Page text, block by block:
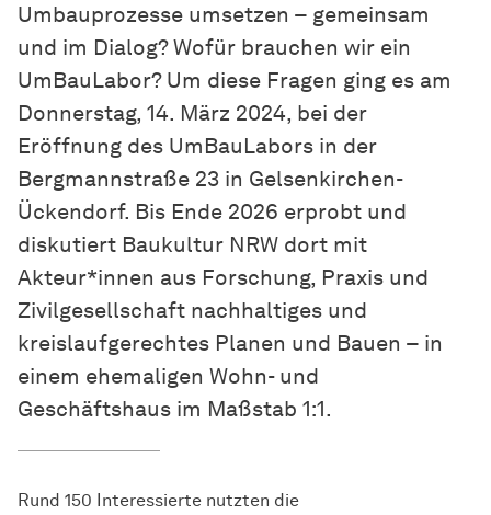
Umbauprozesse umsetzen – gemeinsam
und im Dialog? Wofür brauchen wir ein
UmBauLabor? Um diese Fragen ging es am
Donnerstag, 14. März 2024, bei der
Eröffnung des UmBauLabors in der
Bergmannstraße 23 in Gelsenkirchen-
Ückendorf. Bis Ende 2026 erprobt und
diskutiert Baukultur NRW dort mit
Akteur*innen aus Forschung, Praxis und
Zivilgesellschaft nachhaltiges und
kreislaufgerechtes Planen und Bauen – in
einem ehemaligen Wohn- und
Geschäftshaus im Maßstab 1:1.
Rund 150 Interessierte nutzten die